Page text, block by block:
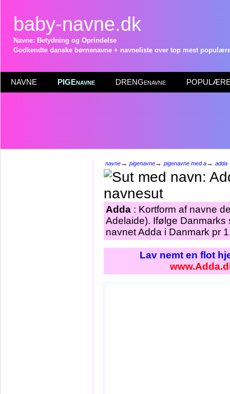
baby-navne.dk
Navne: Betydning og Oprindelse
Godkendte danske børnenavne + navneliste over top mest
NAVNE PIGEnavne DRENGenavne POPULÆRE
navne→ pigenavne→ pigenavne med a→ adda
Adda : Kortform af navne
Adelaide). Ifølge
navnet Adda i Danmark pr
Lav nemt en flot